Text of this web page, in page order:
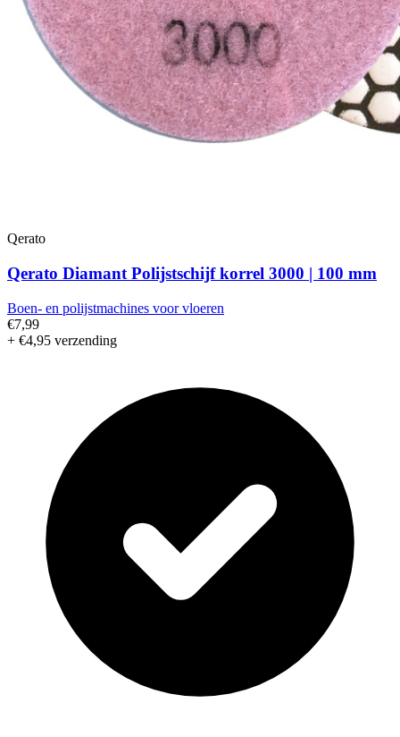
Qerato
Qerato Diamant Polijstschijf korrel 3000 | 100 mm
Boen- en polijstmachines voor vloeren
€7,99
+ €4,95 verzending